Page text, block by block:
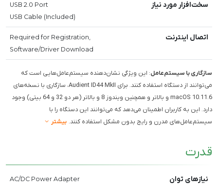
سخت‌افزار مورد نیاز
USB 2.0 Port
USB Cable (Included)
اتصال اینترنت
Required for Registration,
Software/Driver Download
سازگاری با سیستم‌عامل: این ویژگی نشان‌دهنده سیستم‌عامل‌هایی است که
می‌توانند از دستگاه استفاده کنند. برای Audient ID44 MkII، سازگاری با نسخه‌های
macOS 10.11.6 و بالاتر و همچنین ویندوز 8 و بالاتر (هر دو 32 و 64 بیتی) وجود
دارد. این به کاربران اطمینان می‌دهد که می‌توانند این دستگاه را با
سیستم‌عامل‌های مدرن و رایج بدون مشکل استفاده کنند. بیشتر
قدرت
نیازهای توان AC/DC Power Adapter